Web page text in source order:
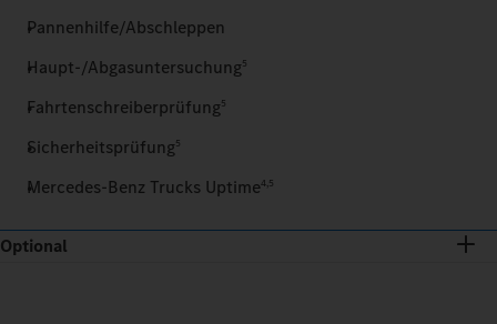
Pannenhilfe/Abschleppen
Haupt-/Abgasuntersuchung5
Fahrtenschreiberprüfung5
Sicherheitsprüfung5
Mercedes‑Benz Trucks Uptime4,5
Optional